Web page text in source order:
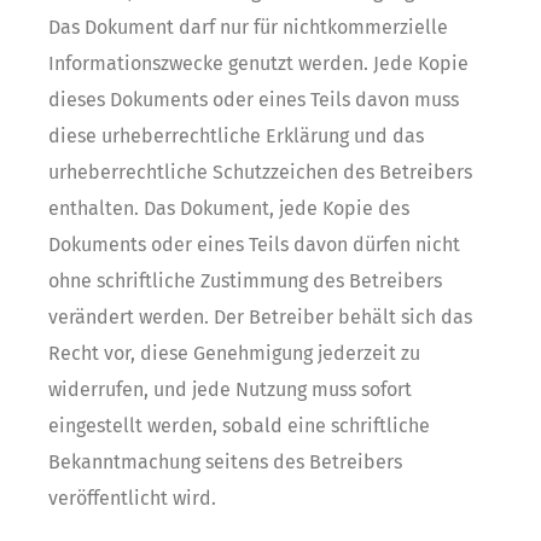
Das Dokument darf nur für nichtkommerzielle
Informationszwecke genutzt werden. Jede Kopie
dieses Dokuments oder eines Teils davon muss
diese urheberrechtliche Erklärung und das
urheberrechtliche Schutzzeichen des Betreibers
enthalten. Das Dokument, jede Kopie des
Dokuments oder eines Teils davon dürfen nicht
ohne schriftliche Zustimmung des Betreibers
verändert werden. Der Betreiber behält sich das
Recht vor, diese Genehmigung jederzeit zu
widerrufen, und jede Nutzung muss sofort
eingestellt werden, sobald eine schriftliche
Bekanntmachung seitens des Betreibers
veröffentlicht wird.